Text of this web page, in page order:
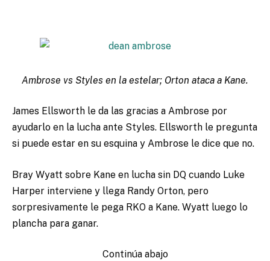
Ambrose vs Styles en la estelar; Orton ataca a Kane.
James Ellsworth le da las gracias a Ambrose por
ayudarlo en la lucha ante Styles. Ellsworth le pregunta
si puede estar en su esquina y Ambrose le dice que no.
Bray Wyatt sobre Kane en lucha sin DQ cuando Luke
Harper interviene y llega Randy Orton, pero
sorpresivamente le pega RKO a Kane. Wyatt luego lo
plancha para ganar.
Continúa abajo